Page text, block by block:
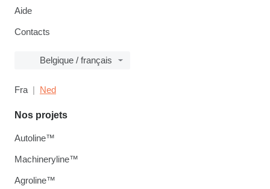
Aide
Contacts
Belgique / français
Fra Ned
Nos projets
Autoline™
Machineryline™
Agroline™